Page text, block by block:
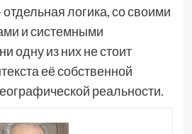
логика, со своими
и системными
одну из них не стоит
её собственной
реальности.